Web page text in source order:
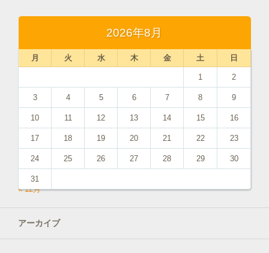
2026年8月
月 火 水 木 金 土 日
1 2
3 4 5 6 7 8 9
10 11 12 13 14 15 16
17 18 19 20 21 22 23
24 25 26 27 28 29 30
31
« 12月
アーカイブ
アーカイブ